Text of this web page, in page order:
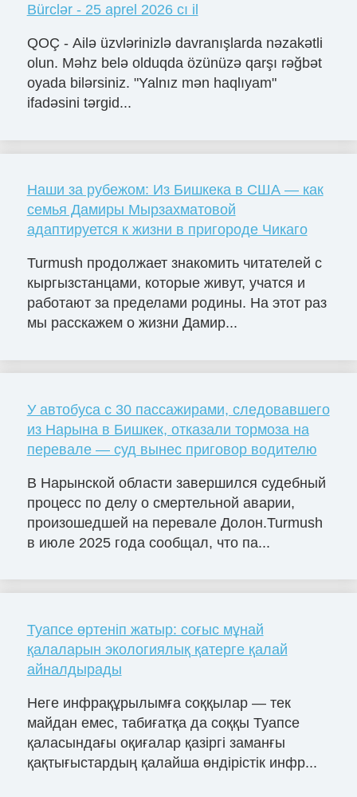
Bürclər - 25 aprel 2026 cı il
QOÇ - Ailə üzvlərinizlə davranışlarda nəzakətli
olun. Məhz belə olduqda özünüzə qarşı rəğbət
oyada bilərsiniz. "Yalnız mən haqlıyam"
ifadəsini tərgid...
Наши за рубежом: Из Бишкека в США — как
семья Дамиры Мырзахматовой
адаптируется к жизни в пригороде Чикаго
Turmush продолжает знакомить читателей с
кыргызстанцами, которые живут, учатся и
работают за пределами родины. На этот раз
мы расскажем о жизни Дамир...
У автобуса с 30 пассажирами, следовавшего
из Нарына в Бишкек, отказали тормоза на
перевале — суд вынес приговор водителю
В Нарынской области завершился судебный
процесс по делу о смертельной аварии,
произошедшей на перевале Долон.Turmush
в июле 2025 года сообщал, что па...
Туапсе өртеніп жатыр: соғыс мұнай
қалаларын экологиялық қатерге қалай
айналдырады
Неге инфрақұрылымға соққылар — тек
майдан емес, табиғатқа да соққы Туапсе
қаласындағы оқиғалар қазіргі заманғы
қақтығыстардың қалайша өндірістік инфр...